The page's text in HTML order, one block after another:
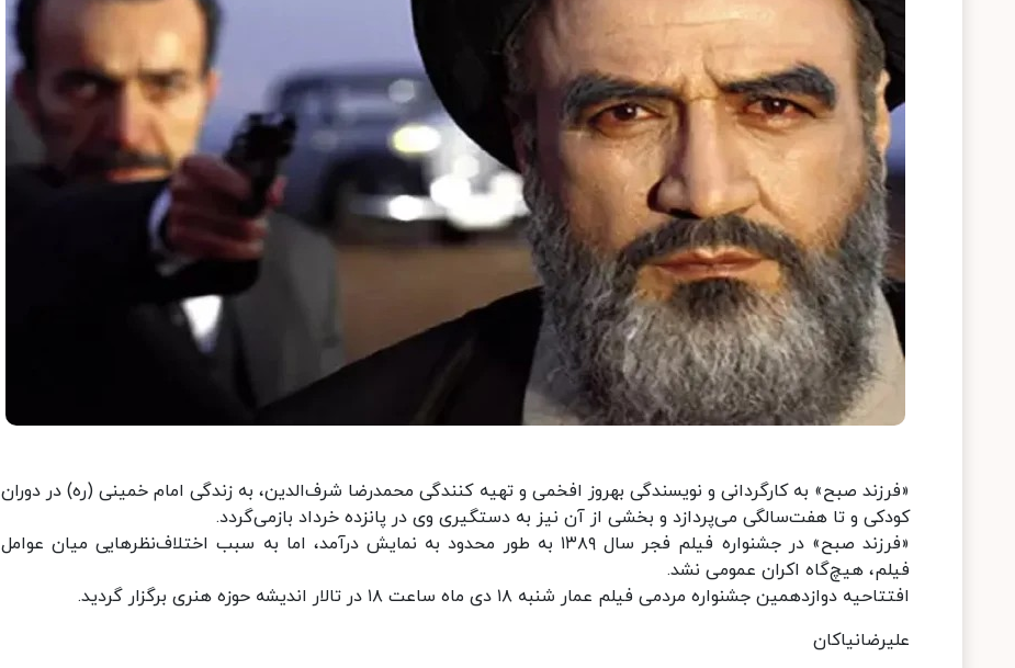
«فرزند صبح» به کارگردانی و نویسندگی بهروز افخمی و تهیه کنندگی محمدرضا شرف‌الدین، به زندگی امام خمینی (ره) در دوران
کودکی و تا هفت‌سالگی می‌پردازد و بخشی از آن نیز به دستگیری وی در پانزده خرداد بازمی‌گردد.
«فرزند صبح» در جشنواره فیلم فجر سال ۱۳۸۹ به طور محدود به نمایش درآمد، اما به سبب اختلاف‌نظر‌هایی میان عوامل
فیلم، هیچ‌گاه اکران عمومی نشد.
افتتاحیه دوازدهمین جشنواره مردمی فیلم عمار شنبه ۱۸ دی ماه ساعت ۱۸ در تالار اندیشه حوزه هنری برگزار گردید.
علیرضانیاکان